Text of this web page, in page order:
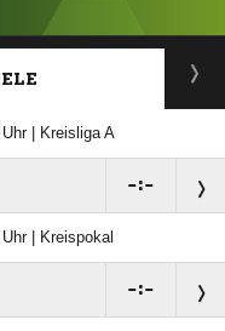
| Kreisliga A
:
| Kreispokal
: